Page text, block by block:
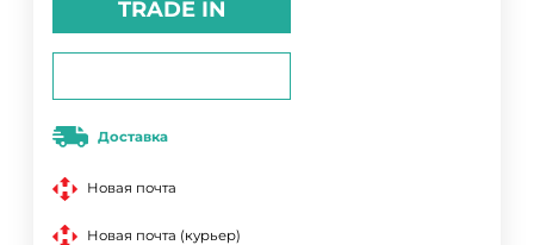
TRADE IN
Доставка
Новая почта
Новая почта (курьер)